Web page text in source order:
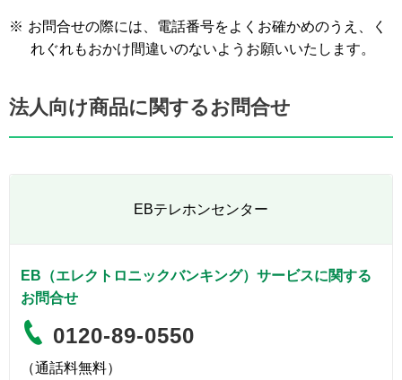
※ お問合せの際には、電話番号をよくお確かめのうえ、く
れぐれもおかけ間違いのないようお願いいたします。
法人向け商品に関するお問合せ
EBテレホンセンター
EB（エレクトロニックバンキング）サービスに関する
お問合せ
0120-89-0550
（通話料無料）